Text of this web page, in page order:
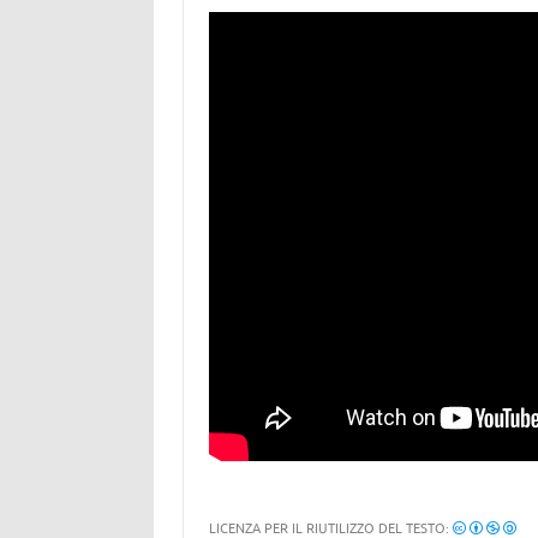
LICENZA PER IL RIUTILIZZO DEL TESTO: